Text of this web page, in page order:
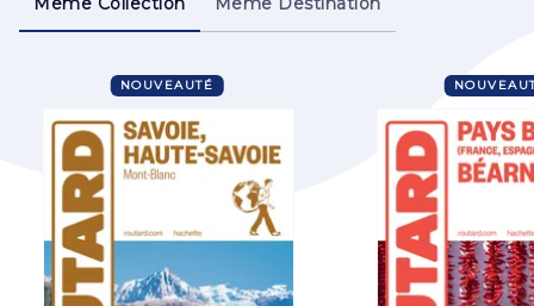
NOUVEAUTÉ